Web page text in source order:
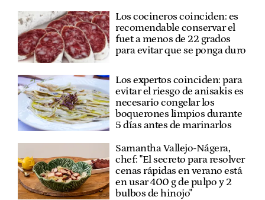
Los cocineros coinciden: es
recomendable conservar el
fuet a menos de 22 grados
para evitar que se ponga duro
Los expertos coinciden: para
evitar el riesgo de anisakis es
necesario congelar los
boquerones limpios durante
5 días antes de marinarlos
Samantha Vallejo-Nágera,
chef: "El secreto para resolver
cenas rápidas en verano está
en usar 400 g de pulpo y 2
bulbos de hinojo"